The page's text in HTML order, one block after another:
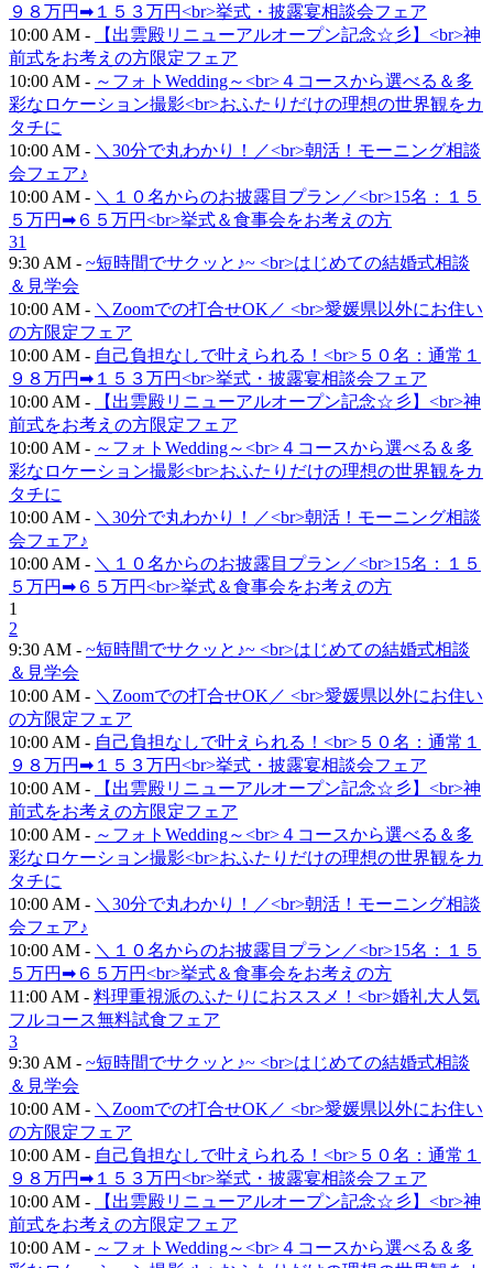
９８万円➡１５３万円<br>挙式・披露宴相談会フェア
10:00 AM -
【出雲殿リニューアルオープン記念☆彡】<br>神
前式をお考えの方限定フェア
10:00 AM - ～フォトWedding～<br>４コースから選べる＆多
彩なロケーション撮影<br>おふたりだけの理想の世界観をカ
タチに
10:00 AM - ＼30分で丸わかり！／<br>朝活！モーニング相談
会フェア♪
10:00 AM - ＼１０名からのお披露目プラン／<br>15名：１５
５万円➡６５万円<br>挙式＆食事会をお考えの方
31
9:30 AM - ~短時間でサクッと♪~ <br>はじめての結婚式相談
＆見学会
10:00 AM - ＼Zoomでの打合せOK／ <br>愛媛県以外にお住い
の方限定フェア
10:00 AM - 自己負担なしで叶えられる！<br>５０名：通常１
９８万円➡１５３万円<br>挙式・披露宴相談会フェア
10:00 AM -
【出雲殿リニューアルオープン記念☆彡】<br>神
前式をお考えの方限定フェア
10:00 AM - ～フォトWedding～<br>４コースから選べる＆多
彩なロケーション撮影<br>おふたりだけの理想の世界観をカ
タチに
10:00 AM - ＼30分で丸わかり！／<br>朝活！モーニング相談
会フェア♪
10:00 AM - ＼１０名からのお披露目プラン／<br>15名：１５
５万円➡６５万円<br>挙式＆食事会をお考えの方
1
2
9:30 AM - ~短時間でサクッと♪~ <br>はじめての結婚式相談
＆見学会
10:00 AM - ＼Zoomでの打合せOK／ <br>愛媛県以外にお住い
の方限定フェア
10:00 AM - 自己負担なしで叶えられる！<br>５０名：通常１
９８万円➡１５３万円<br>挙式・披露宴相談会フェア
10:00 AM -
【出雲殿リニューアルオープン記念☆彡】<br>神
前式をお考えの方限定フェア
10:00 AM - ～フォトWedding～<br>４コースから選べる＆多
彩なロケーション撮影<br>おふたりだけの理想の世界観をカ
タチに
10:00 AM - ＼30分で丸わかり！／<br>朝活！モーニング相談
会フェア♪
10:00 AM - ＼１０名からのお披露目プラン／<br>15名：１５
５万円➡６５万円<br>挙式＆食事会をお考えの方
11:00 AM - 料理重視派のふたりにおススメ！<br>婚礼大人気
フルコース無料試食フェア
3
9:30 AM - ~短時間でサクッと♪~ <br>はじめての結婚式相談
＆見学会
10:00 AM - ＼Zoomでの打合せOK／ <br>愛媛県以外にお住い
の方限定フェア
10:00 AM - 自己負担なしで叶えられる！<br>５０名：通常１
９８万円➡１５３万円<br>挙式・披露宴相談会フェア
10:00 AM -
【出雲殿リニューアルオープン記念☆彡】<br>神
前式をお考えの方限定フェア
10:00 AM - ～フォトWedding～<br>４コースから選べる＆多